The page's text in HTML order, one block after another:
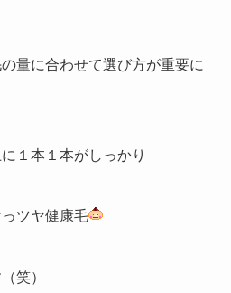
量に合わせて選び方が重要に
１本１本がしっかり
ツヤ健康毛
笑）